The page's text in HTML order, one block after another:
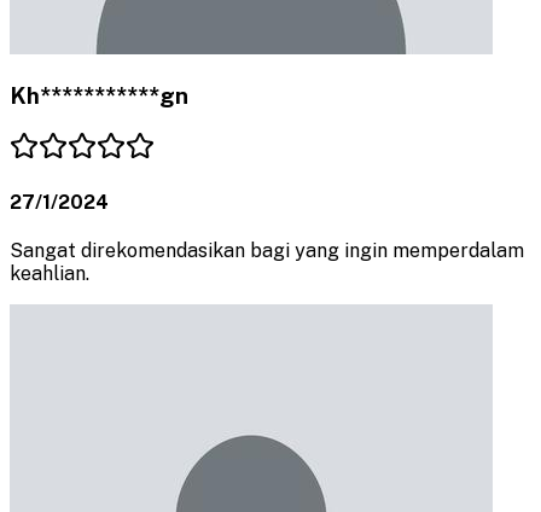
Kh***********gn
27/1/2024
Sangat direkomendasikan bagi yang ingin memperdalam
keahlian.